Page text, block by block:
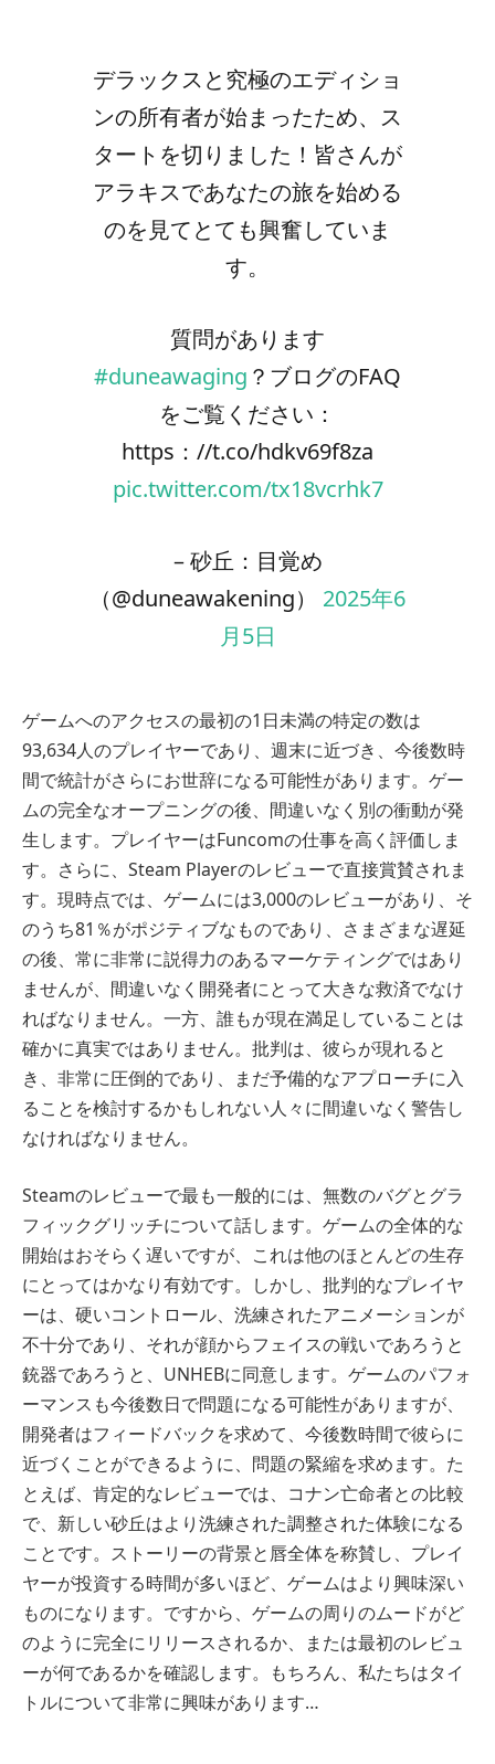
デラックスと究極のエディショ
ンの所有者が始まったため、ス
タートを切りました！皆さんが
アラキスであなたの旅を始める
のを見てとても興奮していま
す。
質問があります
#duneawaging ？ブログのFAQ
をご覧ください：
https：//t.co/hdkv69f8za
pic.twitter.com/tx18vcrhk7
– 砂丘：目覚め
（@duneawakening） 2025年6
月5日
ゲームへのアクセスの最初の1日未満の特定の数は
93,634人のプレイヤーであり、週末に近づき、今後数時
間で統計がさらにお世辞になる可能性があります。ゲー
ムの完全なオープニングの後、間違いなく別の衝動が発
生します。プレイヤーはFuncomの仕事を高く評価しま
す。さらに、Steam Playerのレビューで直接賞賛されま
す。現時点では、ゲームには3,000のレビューがあり、そ
のうち81％がポジティブなものであり、さまざまな遅延
の後、常に非常に説得力のあるマーケティングではあり
ませんが、間違いなく開発者にとって大きな救済でなけ
ればなりません。一方、誰もが現在満足していることは
確かに真実ではありません。批判は、彼らが現れると
き、非常に圧倒的であり、まだ予備的なアプローチに入
ることを検討するかもしれない人々に間違いなく警告し
なければなりません。
Steamのレビューで最も一般的には、無数のバグとグラ
フィックグリッチについて話します。ゲームの全体的な
開始はおそらく遅いですが、これは他のほとんどの生存
にとってはかなり有効です。しかし、批判的なプレイヤ
ーは、硬いコントロール、洗練されたアニメーションが
不十分であり、それが顔からフェイスの戦いであろうと
銃器であろうと、UNHEBに同意します。ゲームのパフォ
ーマンスも今後数日で問題になる可能性がありますが、
開発者はフィードバックを求めて、今後数時間で彼らに
近づくことができるように、問題の緊縮を求めます。た
とえば、肯定的なレビューでは、コナン亡命者との比較
で、新しい砂丘はより洗練された調整された体験になる
ことです。ストーリーの背景と唇全体を称賛し、プレイ
ヤーが投資する時間が多いほど、ゲームはより興味深い
ものになります。ですから、ゲームの周りのムードがど
のように完全にリリースされるか、または最初のレビュ
ーが何であるかを確認します。もちろん、私たちはタイ
トルについて非常に興味があります…